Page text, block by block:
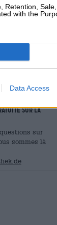
Retention,
with the
Data Access
de
attaque la
et de
SUR LA
sur
sommes là